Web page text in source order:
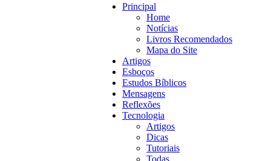
Principal
Home
Notícias
Livros Recomendados
Mapa do Site
Artigos
Esboços
Estudos Bíblicos
Mensagens
Reflexões
Tecnologia
Artigos
Dicas
Tutoriais
Todas